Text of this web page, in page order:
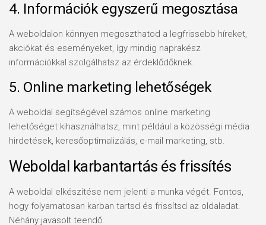
4. Információk egyszerű megosztása
A weboldalon könnyen megoszthatod a legfrissebb híreket,
akciókat és eseményeket, így mindig naprakész
információkkal szolgálhatsz az érdeklődőknek.
5. Online marketing lehetőségek
A weboldal segítségével számos online marketing
lehetőséget kihasználhatsz, mint például a közösségi média
hirdetések, keresőoptimalizálás, e-mail marketing, stb.
Weboldal karbantartás és frissítés
A weboldal elkészítése nem jelenti a munka végét. Fontos,
hogy folyamatosan karban tartsd és frissítsd az oldaladat.
Néhány javasolt teendő: